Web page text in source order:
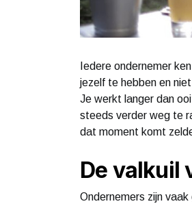
Iedere ondernemer
jezelf te hebben en
Je werkt langer dan
steeds verder weg te
dat moment komt
De valkuil
Ondernemers zijn